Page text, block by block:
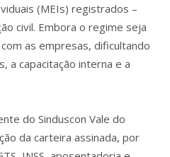
(MEIs) registrados –
civil. Embora o regime seja
as empresas, dificultando
a capacitação interna e a
do Sinduscon Vale do
da carteira assinada, por